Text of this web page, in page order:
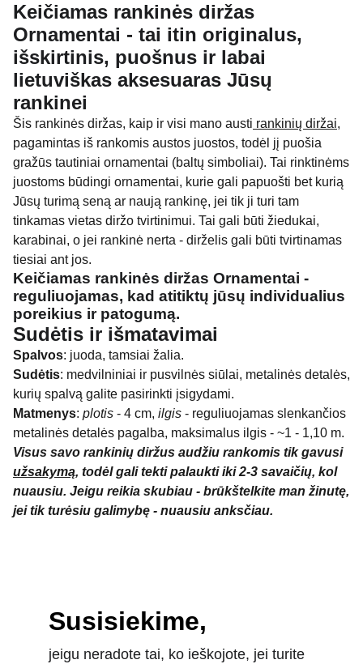
Keičiamas rankinės diržas
Ornamentai - tai itin originalus,
išskirtinis, puošnus ir labai
lietuviškas aksesuaras Jūsų
rankinei
Šis rankinės diržas, kaip ir visi mano austi rankinių diržai,
pagamintas iš rankomis austos juostos, todėl jį puošia
gražūs tautiniai ornamentai (baltų simboliai). Tai rinktinėms
juostoms būdingi ornamentai, kurie gali papuošti bet kurią
Jūsų turimą seną ar naują rankinę, jei tik ji turi tam
tinkamas vietas diržo tvirtinimui. Tai gali būti žiedukai,
karabinai, o jei rankinė nerta - dirželis gali būti tvirtinamas
tiesiai ant jos.
Keičiamas rankinės diržas Ornamentai -
reguliuojamas, kad atitiktų jūsų individualius
poreikius ir patogumą.
Sudėtis ir išmatavimai
Spalvos: juoda, tamsiai žalia.
Sudėtis: medvilniniai ir pusvilnės siūlai, metalinės detalės,
kurių spalvą galite pasirinkti įsigydami.
Matmenys: plotis - 4 cm, ilgis - reguliuojamas slenkančios
metalinės detalės pagalba, maksimalus ilgis - ~1 - 1,10 m.
Visus savo rankinių diržus audžiu rankomis tik gavusi
užsakymą, todėl gali tekti palaukti iki 2-3 savaičių, kol
nuausiu. Jeigu reikia skubiau - brūkštelkite man žinutę,
jei tik turėsiu galimybę - nuausiu anksčiau.
Susisiekime,
jeigu neradote tai, ko ieškojote, jei turite